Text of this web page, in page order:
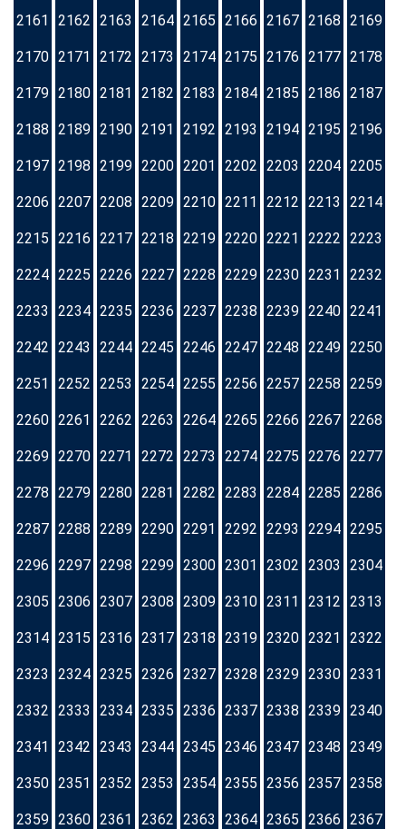
2161 2162 2163 2164 2165 2166 2167 2168 2169
2170 2171 2172 2173 2174 2175 2176 2177 2178
2179 2180 2181 2182 2183 2184 2185 2186 2187
2188 2189 2190 2191 2192 2193 2194 2195 2196
2197 2198 2199 2200 2201 2202 2203 2204 2205
2206 2207 2208 2209 2210 2211 2212 2213 2214
2215 2216 2217 2218 2219 2220 2221 2222 2223
2224 2225 2226 2227 2228 2229 2230 2231 2232
2233 2234 2235 2236 2237 2238 2239 2240 2241
2242 2243 2244 2245 2246 2247 2248 2249 2250
2251 2252 2253 2254 2255 2256 2257 2258 2259
2260 2261 2262 2263 2264 2265 2266 2267 2268
2269 2270 2271 2272 2273 2274 2275 2276 2277
2278 2279 2280 2281 2282 2283 2284 2285 2286
2287 2288 2289 2290 2291 2292 2293 2294 2295
2296 2297 2298 2299 2300 2301 2302 2303 2304
2305 2306 2307 2308 2309 2310 2311 2312 2313
2314 2315 2316 2317 2318 2319 2320 2321 2322
2323 2324 2325 2326 2327 2328 2329 2330 2331
2332 2333 2334 2335 2336 2337 2338 2339 2340
2341 2342 2343 2344 2345 2346 2347 2348 2349
2350 2351 2352 2353 2354 2355 2356 2357 2358
2359 2360 2361 2362 2363 2364 2365 2366 2367